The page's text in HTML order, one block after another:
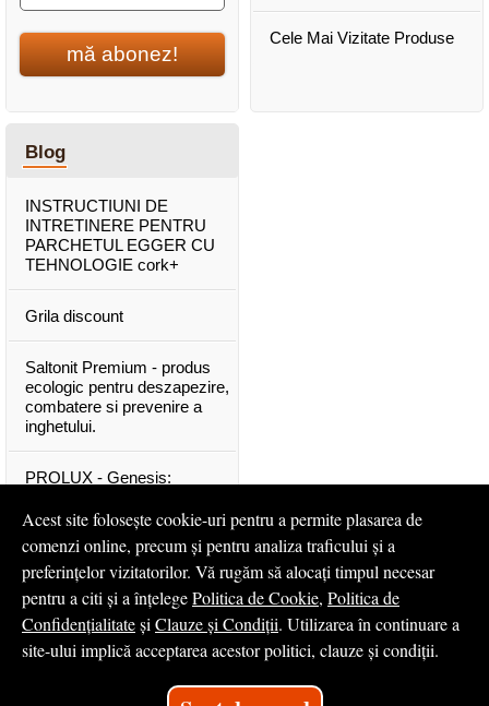
mă abonez!
Cele Mai Vizitate Produse
Blog
INSTRUCTIUNI DE
INTRETINERE PENTRU
PARCHETUL EGGER CU
TEHNOLOGIE cork+
Grila discount
Saltonit Premium - produs
ecologic pentru deszapezire,
combatere si prevenire a
inghetului.
PROLUX - Genesis:
calitate superioara
Mascota PROLUX Genesis
...toate articolele & ştirile
© 2008 - 2026 S.C. Profilux S.A.
Acest site folosește cookie-uri pentru a permite plasarea de
comenzi online, precum și pentru analiza traficului și a
preferințelor vizitatorilor. Vă rugăm să alocați timpul necesar
pentru a citi și a înțelegePolitica de Cookie, Politica de
Confidențialitateși Clauze și Condiții. Utilizarea în continuare a
site-ului implică acceptarea acestor politici, clauze și condiții.